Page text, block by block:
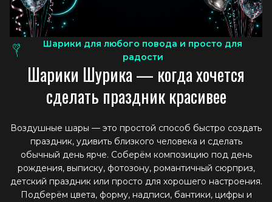
Шарики для любого повода и просто для
радости
Шарики Шурика— когдахочется
сделать праздник красивее
Воздушные шары — это простой способ быстро создать
праздник, удивить близкого человека и сделать
обычный день ярче. Соберём композицию под день
рождения, выписку, фотозону, романтичный сюрприз,
детский праздник или просто для хорошего настроения.
Подберём цвета, форму, надписи, бантики, цифры и